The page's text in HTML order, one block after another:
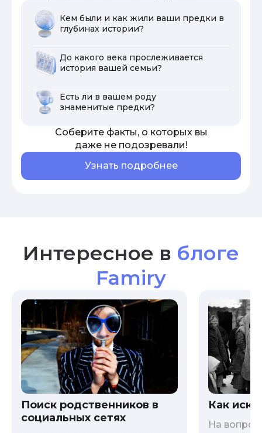
Кем были и как жили ваши предки в
глубинах истории?
До какого века прослеживается
история вашей семьи?
Есть ли в вашем роду
знаменитые предки?
Соберите факты, о которых вы
даже не подозревали!
Узнать подробнее
Интересное в блоге
Famiry
Поиск родственников в
социальных сетях
Как
На вопрос